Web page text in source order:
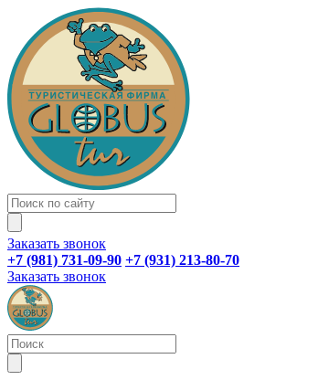
Заказать звонок
+7 (981) 731-09-90 +7 (931) 213-80-70
Заказать звонок